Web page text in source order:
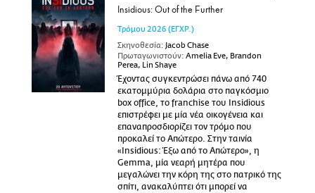
Insidious: Out of the Further
Τρόμου 2026 (ΕΓΧΡ.)
Σκηνοθεσία: Jacob Chase
Πρωταγωνιστούν: Amelia Eve, Brandon
Perea, Lin Shaye
Έχοντας συγκεντρώσει πάνω από 740
εκατομμύρια δολάρια στο παγκόσμιο
box office, το franchise του Insidious
επιστρέφει με μία νέα οικογένεια και
επαναπροσδιορίζει τον τρόμο που
προκαλεί το Απώτερο. Στην ταινία
«Insidious: Έξω από το Απώτερο», η
Gemma, μία νεαρή μητέρα που
μεγαλώνει την κόρη της στο πατρικό της
σπίτι, ανακαλύπτει ότι μπορεί να